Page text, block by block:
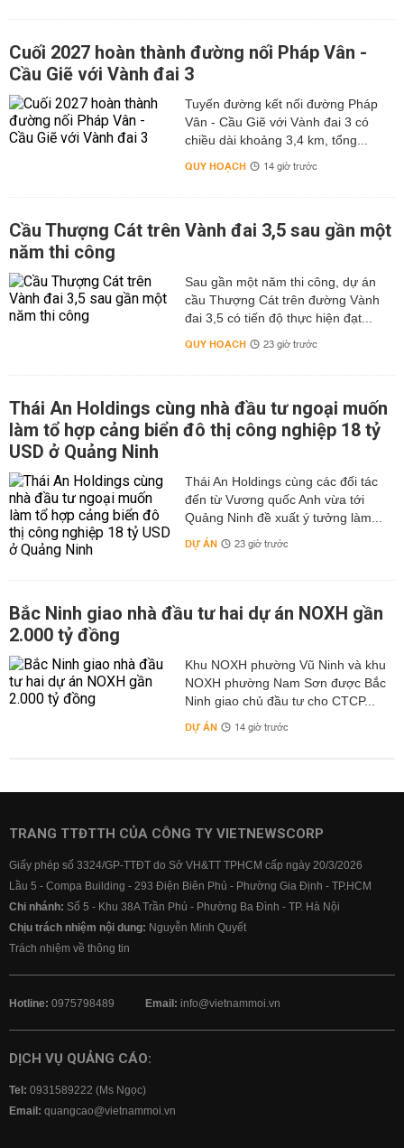
Cuối 2027 hoàn thành đường nối Pháp Vân -
Cầu Giẽ với Vành đai 3
Tuyến đường kết nối đường Pháp
Vân - Cầu Giẽ với Vành đai 3 có
chiều dài khoảng 3,4 km, tổng...
QUY HOẠCH 14 giờ trước
Cầu Thượng Cát trên Vành đai 3,5 sau gần một
năm thi công
Sau gần một năm thi công, dự án
cầu Thượng Cát trên đường Vành
đai 3,5 có tiến độ thực hiện đạt...
QUY HOẠCH 23 giờ trước
Thái An Holdings cùng nhà đầu tư ngoại muốn
làm tổ hợp cảng biển đô thị công nghiệp 18 tỷ
USD ở Quảng Ninh
Thái An Holdings cùng các đối tác
đến từ Vương quốc Anh vừa tới
Quảng Ninh đề xuất ý tưởng làm...
DỰ ÁN 23 giờ trước
Bắc Ninh giao nhà đầu tư hai dự án NOXH gần
2.000 tỷ đồng
Khu NOXH phường Vũ Ninh và khu
NOXH phường Nam Sơn được Bắc
Ninh giao chủ đầu tư cho CTCP...
DỰ ÁN 14 giờ trước
TRANG TTĐTTH CỦA CÔNG TY VIETNEWSCORP
Giấy phép số 3324/GP-TTĐT do Sở VH&TT TPHCM cấp ngày 20/3/2026
Lầu 5 - Compa Building - 293 Điện Biên Phủ - Phường Gia Định - TP.HCM
Chi nhánh: Số 5 - Khu 38A Trần Phú - Phường Ba Đình - TP. Hà Nội
Chịu trách nhiệm nội dung: Nguyễn Minh Quyết
Trách nhiệm về thông tin
Hotline: 0975798489 Email: info@vietnammoi.vn
DỊCH VỤ QUẢNG CÁO:
Tel: 0931589222 (Ms Ngọc)
Email: quangcao@vietnammoi.vn